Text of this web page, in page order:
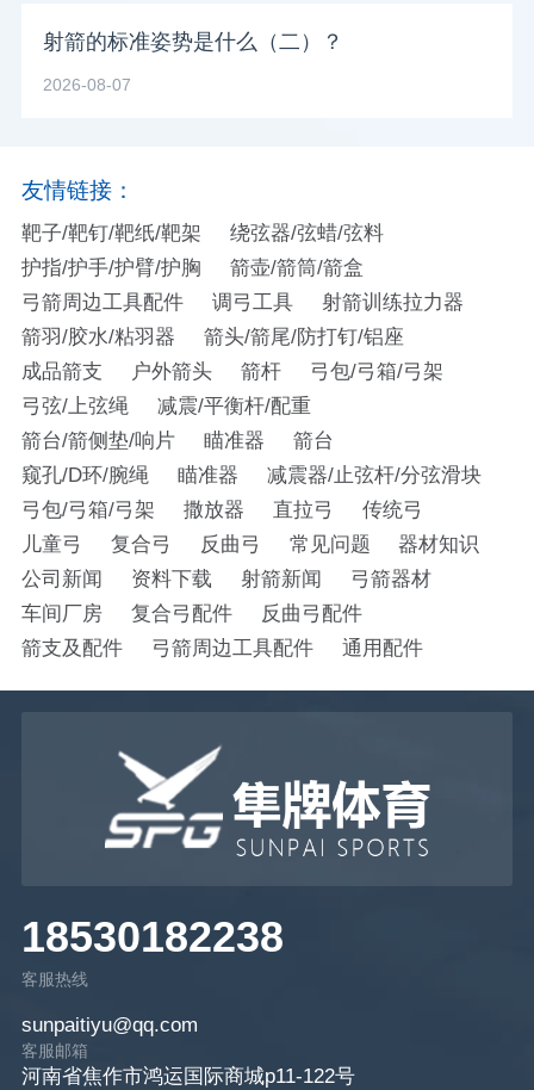
射箭的标准姿势是什么（二）？
2026-08-07
友情链接：
靶子/靶钉/靶纸/靶架
绕弦器/弦蜡/弦料
护指/护手/护臂/护胸
箭壶/箭筒/箭盒
弓箭周边工具配件
调弓工具
射箭训练拉力器
箭羽/胶水/粘羽器
箭头/箭尾/防打钉/铝座
成品箭支
户外箭头 箭杆
弓包/弓箱/弓架
弓弦/上弦绳
减震/平衡杆/配重
箭台/箭侧垫/响片
瞄准器
箭台
窥孔/D环/腕绳
瞄准器
减震器/止弦杆/分弦滑块
弓包/弓箱/弓架
撒放器 直拉弓
传统弓
儿童弓
复合弓 反曲弓 常见问题
器材知识
公司新闻
资料下载 射箭新闻
弓箭器材
车间厂房
复合弓配件
反曲弓配件
箭支及配件
弓箭周边工具配件 通用配件
18530182238
客服热线
sunpaitiyu@qq.com
客服邮箱
河南省焦作市鸿运国际商城p11-122号